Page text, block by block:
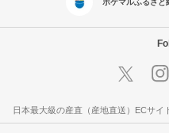
ポケマルふるさと
日本最大級の産直（産地直送）ECサイ